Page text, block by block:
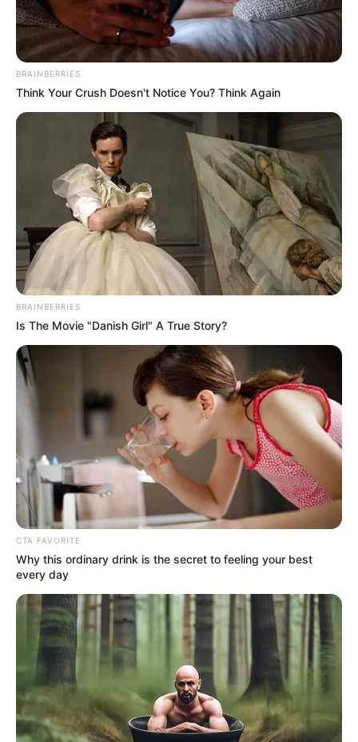
Posted
in
Friss hírek
Magyar Péter drámai szavakat
tett közzé! “Üzenem a volt
barátaimnak, kik megtagadják
ma a nevemet: ha…”
Szerző • November 18, 2025
BRAINBERRIES
Think Your Crush Doesn't Notice You? Think Again
BRAINBERRIES
Is The Movie "Danish Girl" A True Story?
CTA FAVORITE
Why this ordinary drink is the secret to feeling your best
every day